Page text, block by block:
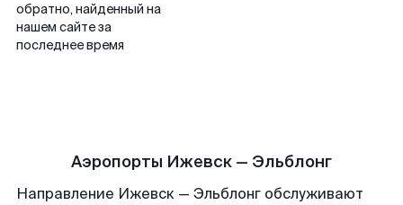
обратно, найденный на
нашем сайте за
последнее время
Аэропорты Ижевск — Эльблонг
Направление Ижевск — Эльблонг обслуживают